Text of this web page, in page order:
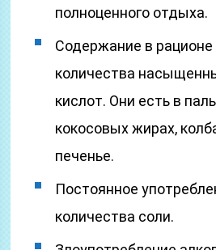
полноценного отдыха.
Содержание в рационе
количества
кислот. Они есть в
кокосовых жирах,
печенье.
Постоянное
количества соли.